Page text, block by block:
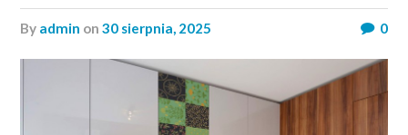
by admin on30 sierpnia, 2025 0